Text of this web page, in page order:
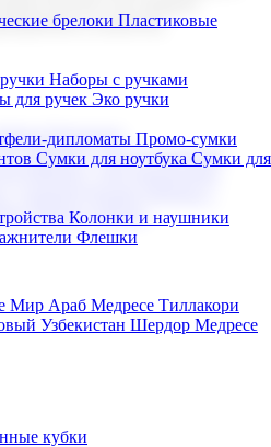
брелоки Пластиковые
Наборы с ручками
для ручек Эко ручки
дипломаты Промо-сумки
Сумки для ноутбука Сумки для
Колонки и наушники
Флешки
каталоге вы найдете
и клиентов.
Кошельки
Наборы с аккумуляторами
Наборы с ежедневниками
Чайные наборы
Мир Араб Медресе Тиллакори
Узбекистан Шердор Медресе
кубки